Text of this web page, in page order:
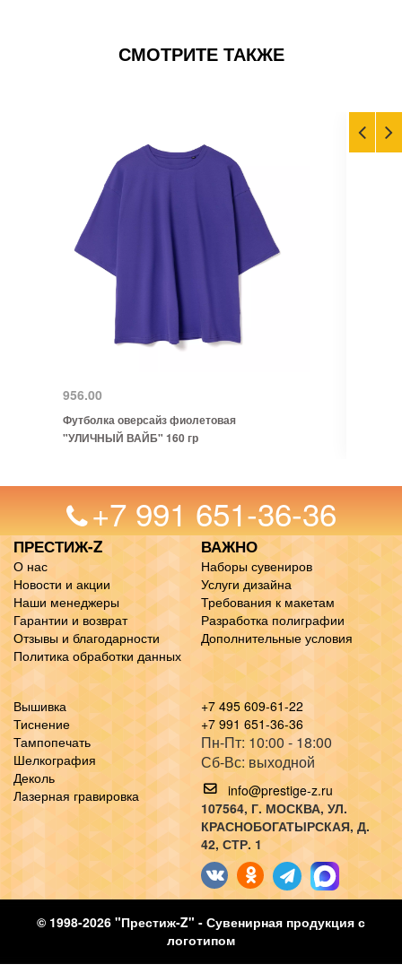
СМОТРИТЕ ТАКЖЕ
956.00
Футболка оверсайз фиолетовая
"УЛИЧНЫЙ ВАЙБ" 160 гр
+7 991 651-36-36
ПРЕСТИЖ-Z
О нас
Новости и акции
Наши менеджеры
Гарантии и возврат
Отзывы и благодарности
Политика обработки данных
ВАЖНО
Наборы сувениров
Услуги дизайна
Требования к макетам
Разработка полиграфии
Дополнительные условия
Вышивка
Тиснение
Тампопечать
Шелкография
Деколь
Лазерная гравировка
+7 495 609-61-22
+7 991 651-36-36
Пн-Пт: 10:00 - 18:00
Сб-Вс: выходной
info@prestige-z.ru
107564, Г. МОСКВА, УЛ.
КРАСНОБОГАТЫРСКАЯ, Д.
42, СТР. 1
© 1998-2026 "Престиж-Z" - Сувенирная продукция с
логотипом